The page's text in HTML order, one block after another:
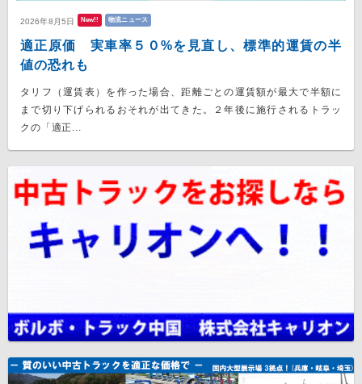
2026年8月5日 New!! 物流ニュース
適正原価 実車率５０%を見直し、標準的運賃の半
値の恐れも
タリフ（運賃表）を作った場合、距離ごとの運賃額が最大で半額に
まで切り下げられるおそれが出てきた。２年後に施行されるトラッ
クの「適正...